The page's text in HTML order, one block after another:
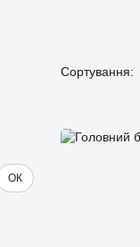
Сортування:
ОК